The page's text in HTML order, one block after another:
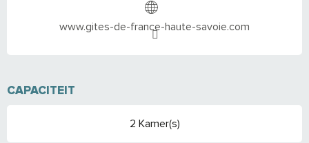
www.gites-de-france-haute-savoie.com
CAPACITEIT
2 Kamer(s)